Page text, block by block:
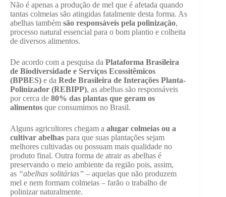
Não é apenas a produção de mel que é afetada quando
tantas colmeias são atingidas fatalmente desta forma. As
abelhas também são responsáveis pela polinização,
processo natural essencial para o bom plantio e colheita
de diversos alimentos.
De acordo com a pesquisa da Plataforma Brasileira
de Biodiversidade e Serviços Ecossitêmicos
(BPBES) e da Rede Brasileira de Interações Planta-
Polinizador (REBIPP), as abelhas são responsáveis
por cerca de 80% das plantas que geram os
alimentos que consumimos no Brasil.
Alguns agricultores chegam a alugar colmeias ou a
cultivar abelhas para que suas plantações sejam
melhores cultivadas ou possuam mais qualidade no
produto final. Outra forma de atrair as abelhas é
preservando o meio ambiente da região pois, assim,
as “abelhas solitárias” – aquelas que não produzem
mel e nem formam colmeias – farão o trabalho de
polinizar naturalmente.